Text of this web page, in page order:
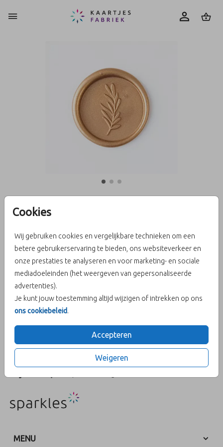
Cookies
Wij gebruiken cookies en vergelijkbare technieken om een
betere gebruikerservaring te bieden, ons websiteverkeer en
onze prestaties te analyseren en voor marketing- en sociale
mediadoeleinden (het weergeven van gepersonaliseerde
advertenties).
Je kunt jouw toestemming altijd wijzigen of intrekken op ons
ons cookiebeleid.
Accepteren
Weigeren
Antiek gouden lakzegels
met takje (25)
Aantal x 25 lakzegels Prijs:€ 28,95
OMSCHRIJVING
Antiek gouden lakzegels met takje (25 stuks). Formaat: ⌀ 3 cm
en inclusief plakstrip.
MENU